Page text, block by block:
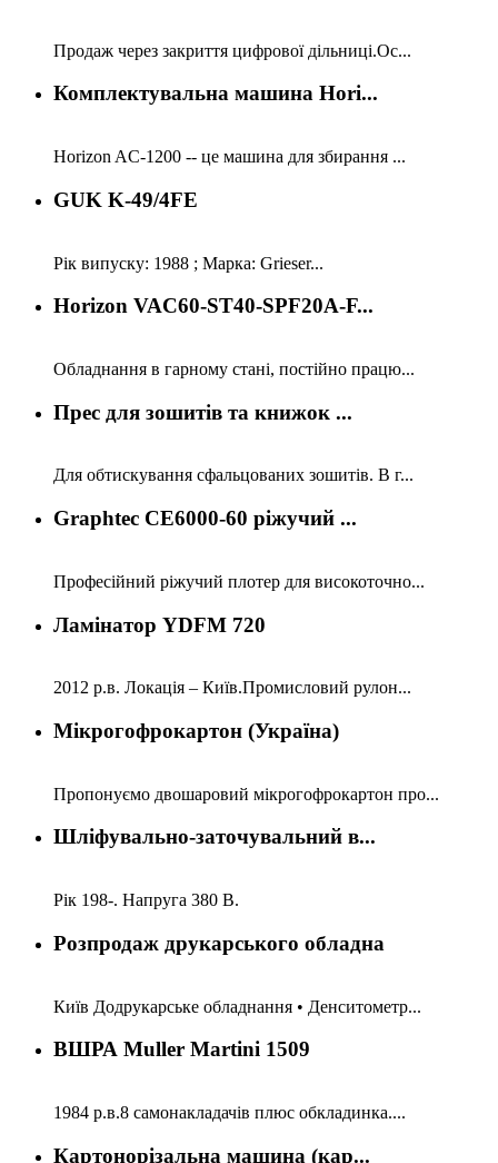
Продаж через закриття цифрової дільниці.Ос...
Комплектувальна машина Hori...
Horizon AC-1200 -- це машина для збирання ...
GUK K-49/4FE
Рік випуску: 1988 ; Марка: Grieser...
Horizon VAC60-ST40-SPF20A-F...
Обладнання в гарному стані, постійно працю...
Прес для зошитів та книжок ...
Для обтискування сфальцованих зошитів. В г...
Graphtec CE6000-60 ріжучий ...
Професійний ріжучий плотер для високоточно...
Ламінатор YDFM 720
2012 р.в. Локація – Київ.Промисловий рулон...
Мікрогофрокартон (Україна)
Пропонуємо двошаровий мікрогофрокартон про...
Шліфувально-заточувальний в...
Рік 198-. Напруга 380 В.
Розпродаж друкарського обладна
Київ Додрукарське обладнання • Денситометр...
ВШРА Muller Martini 1509
1984 р.в.8 самонакладачів плюс обкладинка....
Картонорізальна машина (кар...